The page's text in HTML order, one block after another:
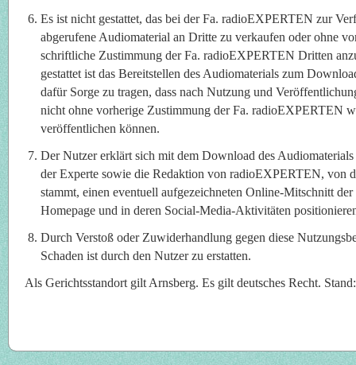
Es ist nicht gestattet, das bei der Fa. radioEXPERTEN zur
abgerufene Audiomaterial an Dritte zu verkaufen oder ohne
schriftliche Zustimmung der Fa. radioEXPERTEN Dritten
gestattet ist das Bereitstellen des Audiomaterials zum
dafür Sorge zu tragen, dass nach Nutzung und
nicht ohne vorherige Zustimmung der Fa. radioEXPERTEN
veröffentlichen können.
Der Nutzer erklärt sich mit dem Download des Audiomaterials
der Experte sowie die Redaktion von radioEXPERTEN, von
stammt, einen eventuell aufgezeichneten Online-Mitschnitt
Homepage und in deren Social-Media-Aktivitäten
Durch Verstoß oder Zuwiderhandlung gegen diese
Schaden ist durch den Nutzer zu erstatten.
Als Gerichtsstandort gilt Arnsberg. Es gilt deutsches Recht.